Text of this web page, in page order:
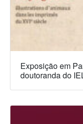
Exposição em
doutoranda do